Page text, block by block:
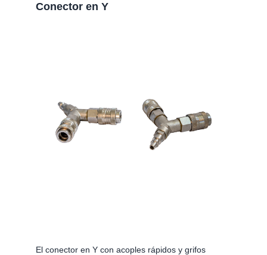
Conector en Y
El conector en Y con acoples rápidos y grifos